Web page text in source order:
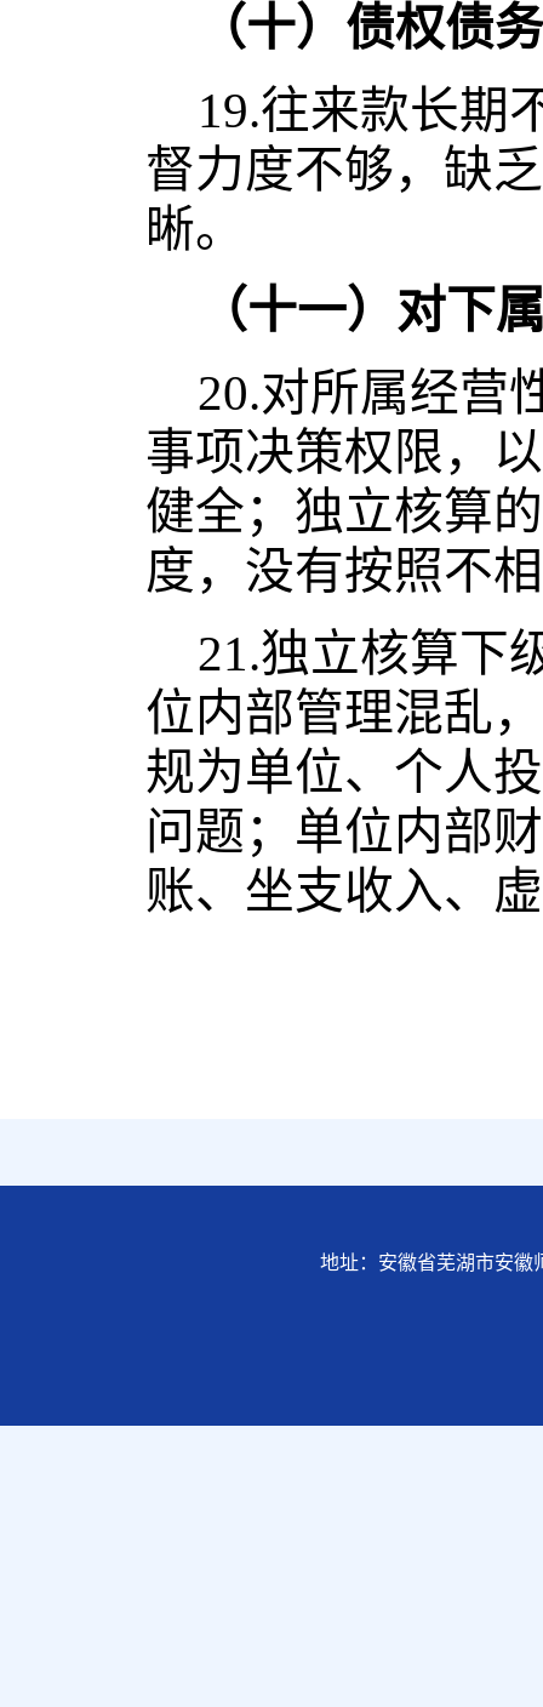
（十）债权债
19.往来款长期
督力度不够，缺
晰。
（十一）对下
20.对所属经营
事项决策权限，
健全；独立核算
度，没有按照不
21.独立核算下
位内部管理混乱
规为单位、个人
问题；单位内部
账、坐支收入、
地址：安徽省芜湖市